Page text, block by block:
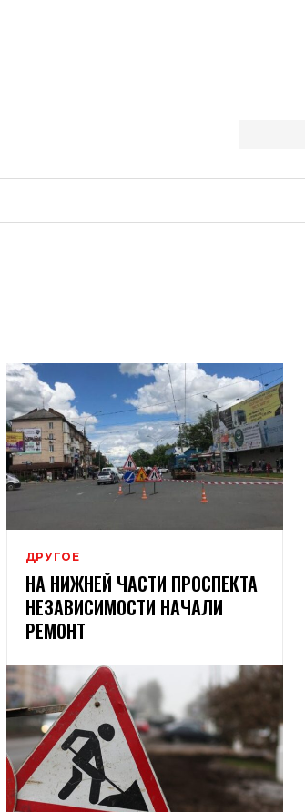
ДРУГОЕ
НА НИЖНЕЙ ЧАСТИ ПРОСПЕКТА
НЕЗАВИСИМОСТИ НАЧАЛИ
РЕМОНТ